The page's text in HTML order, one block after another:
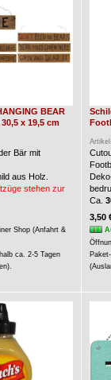
BEAR
x 19,5 cm
Bär mit
aus Holz.
stehen zur
Shop (Anfahrt &
ca. 2-5 Tagen
Ca.
3,50